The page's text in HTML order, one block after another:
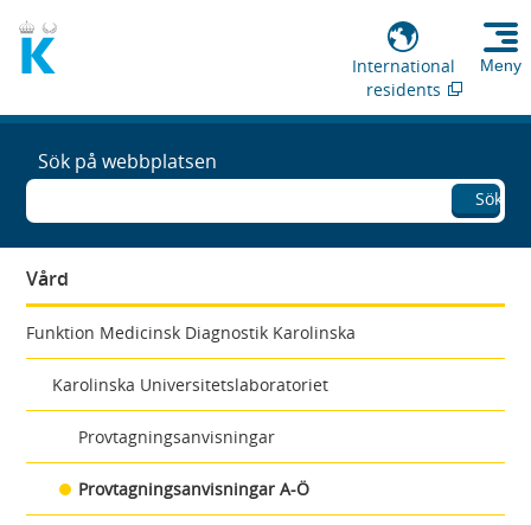
International
residents
Meny
Sök på webbplatsen
Sök
Vård
Funktion Medicinsk Diagnostik Karolinska
Karolinska Universitetslaboratoriet
Provtagningsanvisningar
Provtagningsanvisningar A-Ö